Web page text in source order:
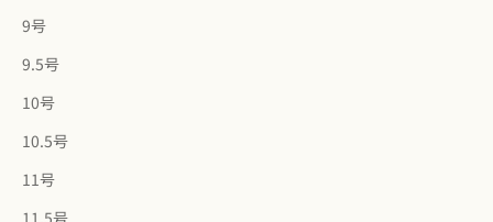
9号
9.5号
10号
10.5号
11号